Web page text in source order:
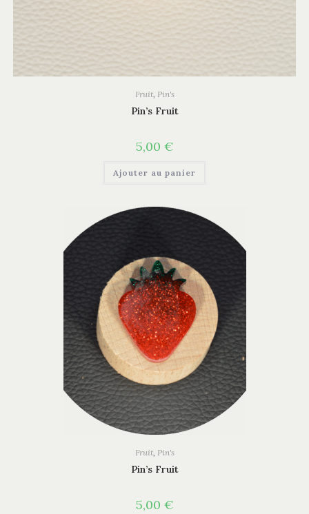
Fruit, Pin's
Pin’s Fruit
5,00 €
Ajouter au panier
Fruit, Pin's
Pin’s Fruit
5,00 €